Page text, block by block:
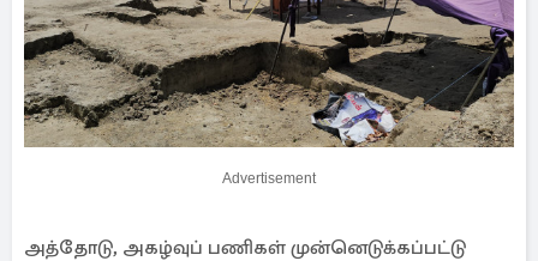
Advertisement
அத்தோடு, அகழ்வுப் பணிகள் முன்னெடுக்கப்பட்டு